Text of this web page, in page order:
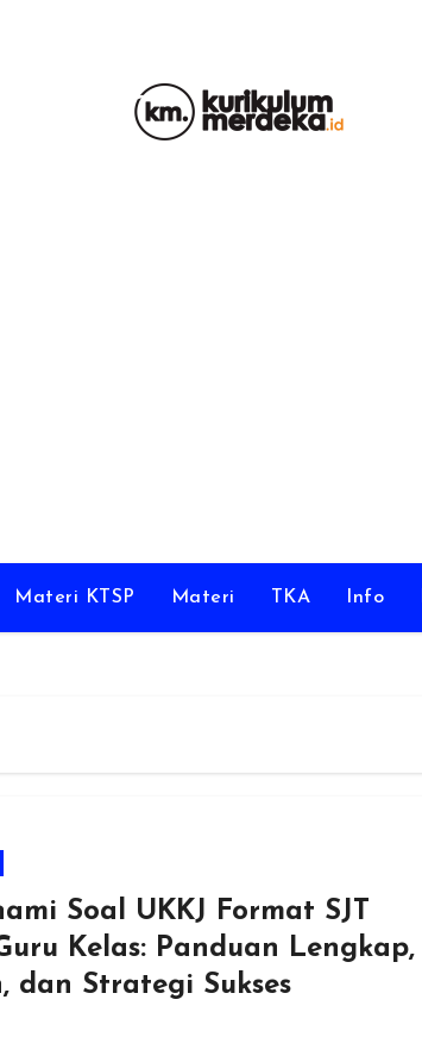
Materi KTSP Materi TKA Info
Soal UKKJ Format SJT
Kelas: Panduan Lengkap,
dan Strategi Sukses